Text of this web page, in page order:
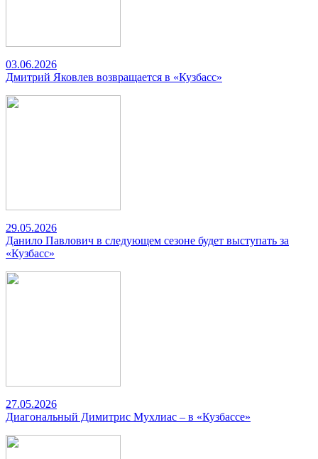
03.06.2026
Дмитрий Яковлев возвращается в «Кузбасс»
29.05.2026
Данило Павлович в следующем сезоне будет выступать за
«Кузбасс»
27.05.2026
Диагональный Димитрис Мухлиас – в «Кузбассе»